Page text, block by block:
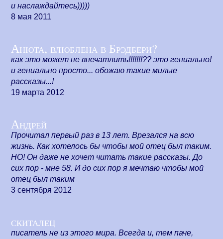
и наслаждайтесь)))))
8 мая 2011
Анюта, влюблена в Брэдбери?
как это может не впечатлить!!!!!!!?? это гениально!
и гениально просто... обожаю такие милые
рассказы...!
19 марта 2012
Андрей
Прочитал первый раз в 13 лет. Врезался на всю
жизнь. Как хотелось бы чтобы мой отец был таким.
НО! Он даже не хочет читать такие рассказы. До
сих пор - мне 58. И до сих пор я мечтаю чтобы мой
отец был таким
3 сентября 2012
скиталец
писатель не из этого мира. Всегда и, тем паче,